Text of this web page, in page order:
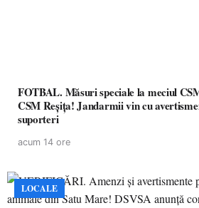
FOTBAL. Măsuri speciale la meciul
CSM Reșița! Jandarmii vin cu
suporteri
acum 14 ore
LOCALE